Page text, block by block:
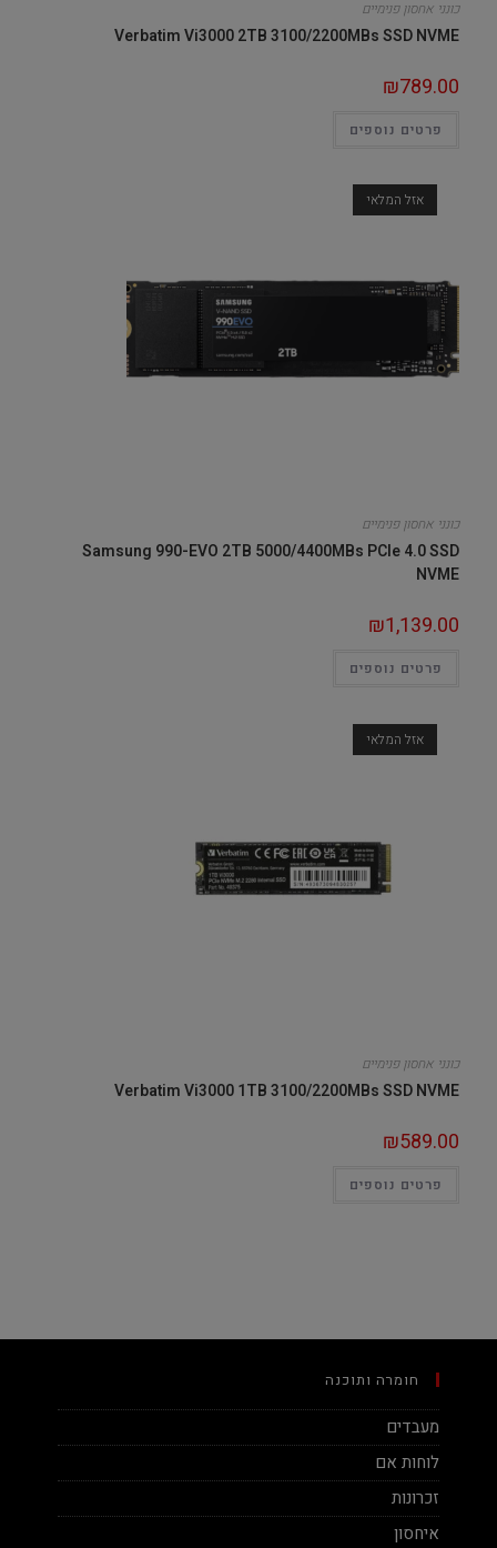
כונני אחסון פנימיים
Verbatim Vi3000 2TB 3100/2200MBs SSD NVME
₪789.00
פרטים נוספים
אזל המלאי
כונני אחסון פנימיים
Samsung 990-EVO 2TB 5000/4400MBs PCIe 4.0 SSD
NVME
₪1,139.00
פרטים נוספים
אזל המלאי
כונני אחסון פנימיים
Verbatim Vi3000 1TB 3100/2200MBs SSD NVME
₪589.00
פרטים נוספים
חומרה ותוכנה
מעבדים
לוחות אם
זכרונות
איחסון